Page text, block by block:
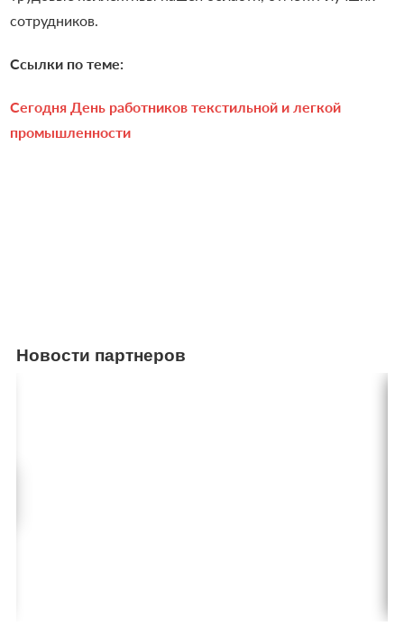
сотрудников.
Ссылки по теме:
Сегодня День работников текстильной и легкой
промышленности
Новости партнеров